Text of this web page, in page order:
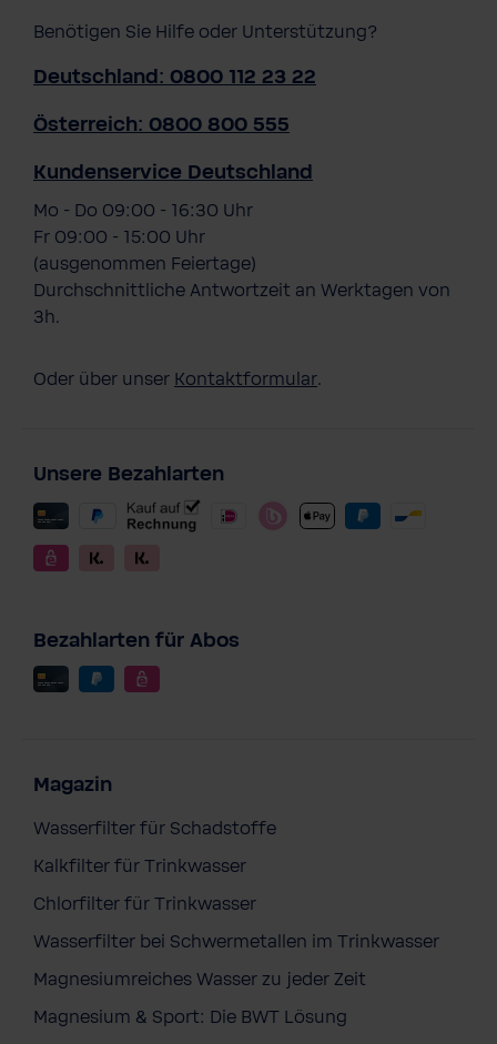
Benötigen Sie Hilfe oder Unterstützung?
Deutschland: 0800 112 23 22
Österreich: 0800 800 555
Kundenservice Deutschland
Mo - Do 09:00 - 16:30 Uhr
Fr 09:00 - 15:00 Uhr
(ausgenommen Feiertage)
Durchschnittliche Antwortzeit an Werktagen von
3h.
Oder über unser Kontaktformular.
Unsere Bezahlarten
Bezahlarten für Abos
Magazin
Wasserfilter für Schadstoffe
Kalkfilter für Trinkwasser
Chlorfilter für Trinkwasser
Wasserfilter bei Schwermetallen im Trinkwasser
Magnesiumreiches Wasser zu jeder Zeit
Magnesium & Sport: Die BWT Lösung